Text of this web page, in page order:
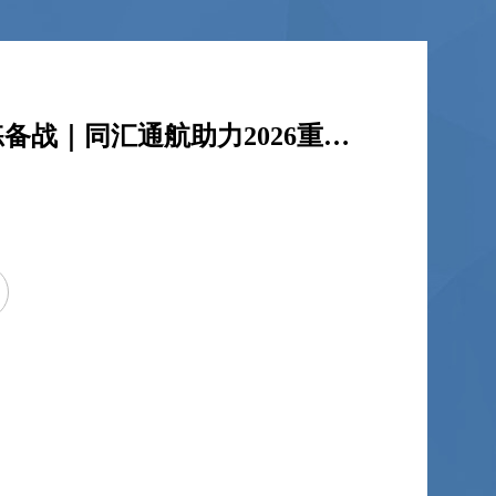
科技护林，以练备战｜同汇通航助力2026重庆森林火灾防治实战演练圆满